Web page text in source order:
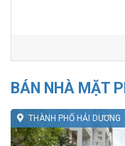
BÁN NHÀ MẶT
THÀNH PHỐ HẢI DƯƠNG